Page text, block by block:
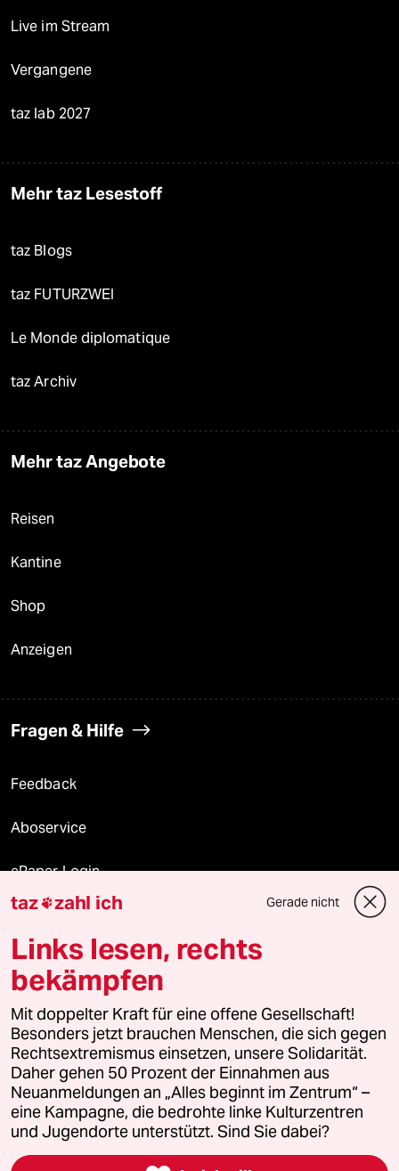
Live im Stream
Vergangene
taz lab 2027
Mehr taz Lesestoff
taz Blogs
taz FUTURZWEI
Le Monde diplomatique
taz Archiv
Mehr taz Angebote
Reisen
Kantine
Shop
Anzeigen
Fragen & Hilfe
Feedback
Aboservice
ePaper Login
Downloads für Abonnierende
© 2026 taz Verlags und Vertriebs GmbH
Alle Rechte vorbehalten. Bei rechtlichen Fragen oder für Genehmigungen
wenden Sie sich bitte an lizenzen@taz.de
Feedback Redaktionsstatut Kommune-Richtlinien
Leitlinie Informant Datenschutz Impressum AGB
taz zahl ich Gerade nicht
Links lesen, rechts
bekämpfen
Mit doppelter Kraft für eine offene Gesellschaft!
Besonders jetzt brauchen Menschen, die sich gegen
Rechtsextremismus einsetzen, unsere Solidarität.
Daher gehen 50 Prozent der Einnahmen aus
Neuanmeldungen an „Alles beginnt im Zentrum“ –
eine Kampagne, die bedrohte linke Kulturzentren
und Jugendorte unterstützt. Sind Sie dabei?